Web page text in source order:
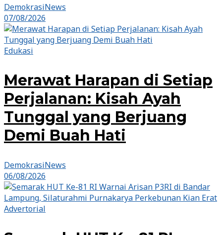
DemokrasiNews
07/08/2026
Edukasi
Merawat Harapan di Setiap
Perjalanan: Kisah Ayah
Tunggal yang Berjuang
Demi Buah Hati
DemokrasiNews
06/08/2026
Advertorial